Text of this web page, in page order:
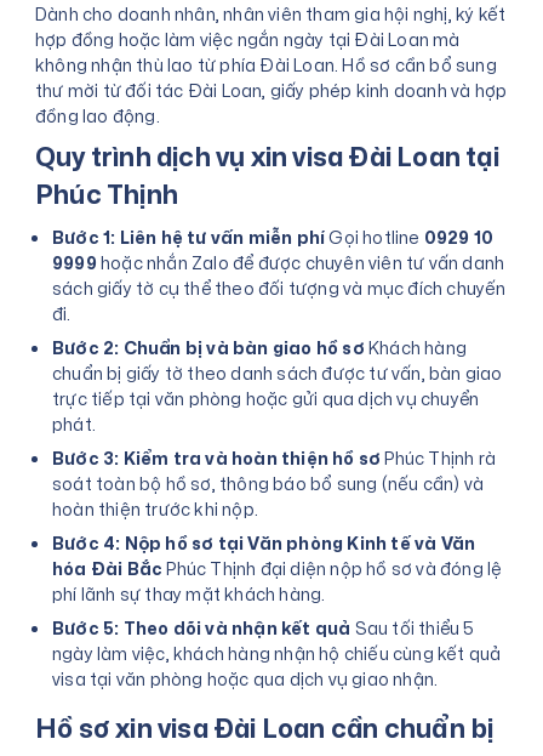
Dành cho doanh nhân, nhân viên tham gia hội nghị, ký kết
hợp đồng hoặc làm việc ngắn ngày tại Đài Loan mà
không nhận thù lao từ phía Đài Loan. Hồ sơ cần bổ sung
thư mời từ đối tác Đài Loan, giấy phép kinh doanh và hợp
đồng lao động.
Quy trình dịch vụ xin visa Đài Loan tại
Phúc Thịnh
Bước 1: Liên hệ tư vấn miễn phíGọi hotline 0929 10
9999hoặc nhắn Zalo để được chuyên viên tư vấn danh
sách giấy tờ cụ thể theo đối tượng và mục đích chuyến
đi.
Bước 2: Chuẩn bị và bàn giao hồ sơKhách hàng
chuẩn bị giấy tờ theo danh sách được tư vấn, bàn giao
trực tiếp tại văn phòng hoặc gửi qua dịch vụ chuyển
phát.
Bước 3: Kiểm tra và hoàn thiện hồ sơPhúc Thịnh rà
soát toàn bộ hồ sơ, thông báo bổ sung (nếu cần) và
hoàn thiện trước khi nộp.
Bước 4: Nộp hồ sơ tại Văn phòng Kinh tế và Văn
hóa Đài BắcPhúc Thịnh đại diện nộp hồ sơ và đóng lệ
phí lãnh sự thay mặt khách hàng.
Bước 5: Theo dõi và nhận kết quả Sau tối thiểu 5
ngày làm việc, khách hàng nhận hộ chiếu cùng kết quả
visa tại văn phòng hoặc qua dịch vụ giao nhận.
Hồ sơ xin visa Đài Loan cần chuẩn bị